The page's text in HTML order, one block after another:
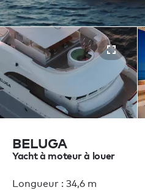
BELUGA
Yacht à moteur à louer
Longueur : 34,6 m